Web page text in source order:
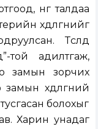
нөгөө талдаа
хөдөлгөөнийг
Төсөлд
той адилтгаж,
замын зорчих
хөдөлгөөний
болохыг
Харин унадаг